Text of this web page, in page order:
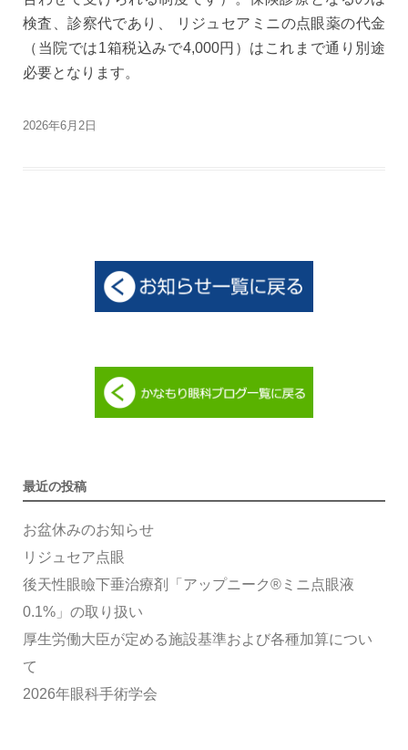
検査、診察代であり、 リジュセアミニの点眼薬の代金
（当院では1箱税込みで4,000円）はこれまで通り別途
必要となります。
2026年6月2日
最近の投稿
お盆休みのお知らせ
リジュセア点眼
後天性眼瞼下垂治療剤「アップニーク®ミニ点眼液
0.1%」の取り扱い
厚生労働大臣が定める施設基準および各種加算につい
て
2026年眼科手術学会